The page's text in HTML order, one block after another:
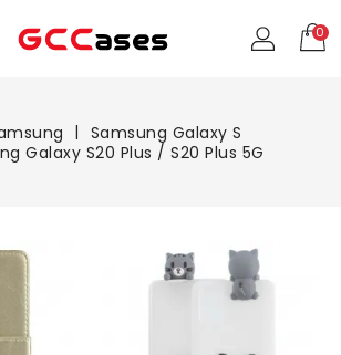
0
Samsung Galaxy S
Galaxy S20 Plus / S20 Plus 5G